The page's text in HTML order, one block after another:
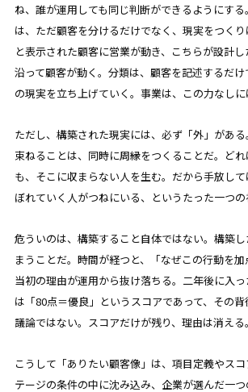
ね、誰が運用しても同じ判断ができるようにす
は、ただ顧客を分けるだけでなく、現実をつく
と表示された顧客に営業が動き、こちらが設計
沿って顧客が動く。分類は、顧客を記述するだけ
の現実を立ち上げていく。事業は、この力なしに
ただし、構築された現実には、必ず「外」があ
束ねることは、同時に周縁をつくることだ。ど
も、そこに収まらない人を生む。だから手放し
ぼれていく人がつねにいる、というたった一つの
危ういのは、構築すること自体ではない。構築
まうことだ。時間が経つと、「なぜこの行動を
当初の理由が運用から抜け落ちる。二年後に入
は「80点＝優良」というスコアであって、その
議論ではない。スコアだけが残り、理由は消える。
こうして「ありたい顧客像」は、項目定義やス
テージの条件の中に沈み込み、企業が選んだ一